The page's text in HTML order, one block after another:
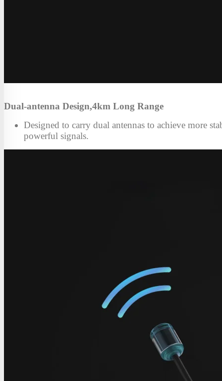
Dual-antenna Design,4km Long Range
Designed to carry dual antennas to achieve more
powerful signals.